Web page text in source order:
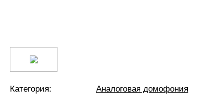
Категория:
Аналоговая домофония